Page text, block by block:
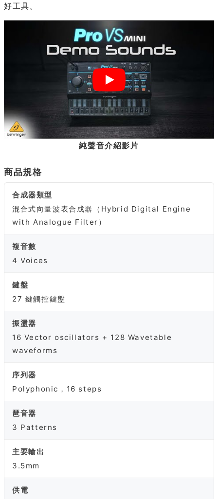
好工具。
純聲音介紹影片
商品規格
合成器類型
混合式向量波表合成器（Hybrid Digital Engine
with Analogue Filter）
複音數
4 Voices
鍵盤
27 鍵觸控鍵盤
振盪器
16 Vector oscillators + 128 Wavetable
waveforms
序列器
Polyphonic，16 steps
琶音器
3 Patterns
主要輸出
3.5mm
供電